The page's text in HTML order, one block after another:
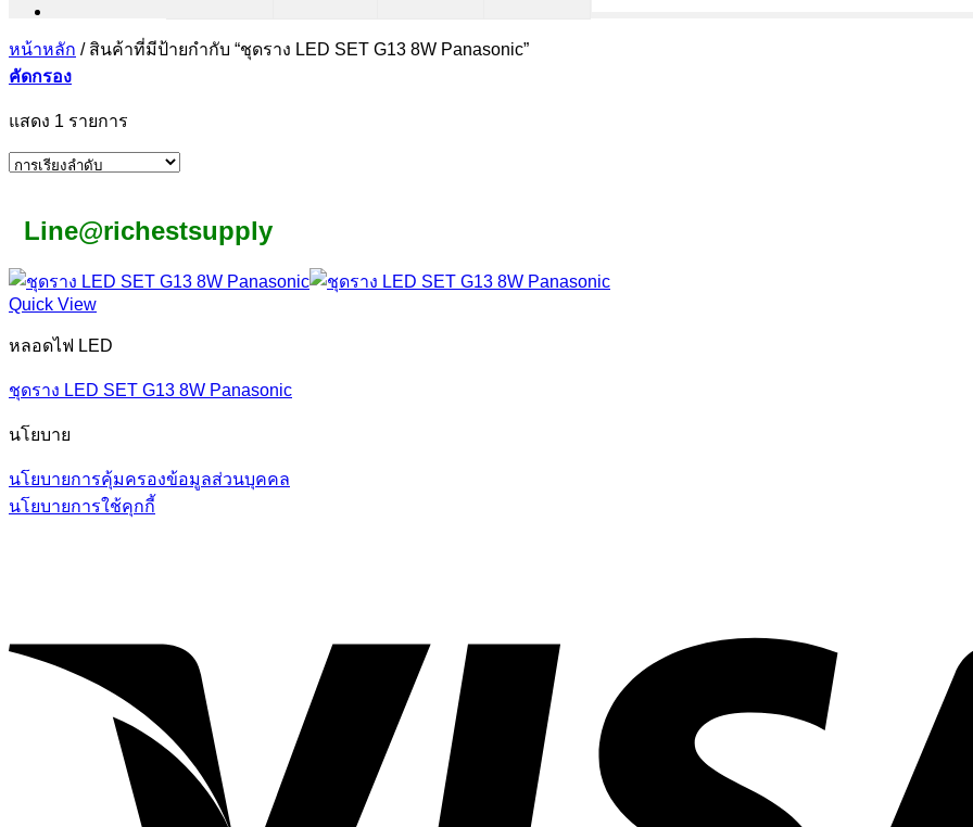
หน้าหลัก /สินค้าที่มีป้ายกำกับ “ชุดราง LED SET G13 8W Panasonic”
คัดกรอง
แสดง 1 รายการ
Line@richestsupply
Quick View
หลอดไฟ LED
ชุดราง LED SET G13 8W Panasonic
นโยบาย
นโยบายการคุ้มครองข้อมูลส่วนบุคคล
นโยบายการใช้คุกกี้